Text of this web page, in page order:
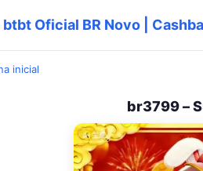
Oficial BR Novo |
inicial
br3799 –